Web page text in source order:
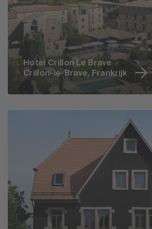
Hotel Crillon Le Brave
Crillon-le-Brave, Frankrijk